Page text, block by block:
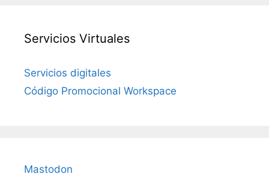
Servicios Virtuales
Servicios digitales
Código Promocional Workspace
Mastodon